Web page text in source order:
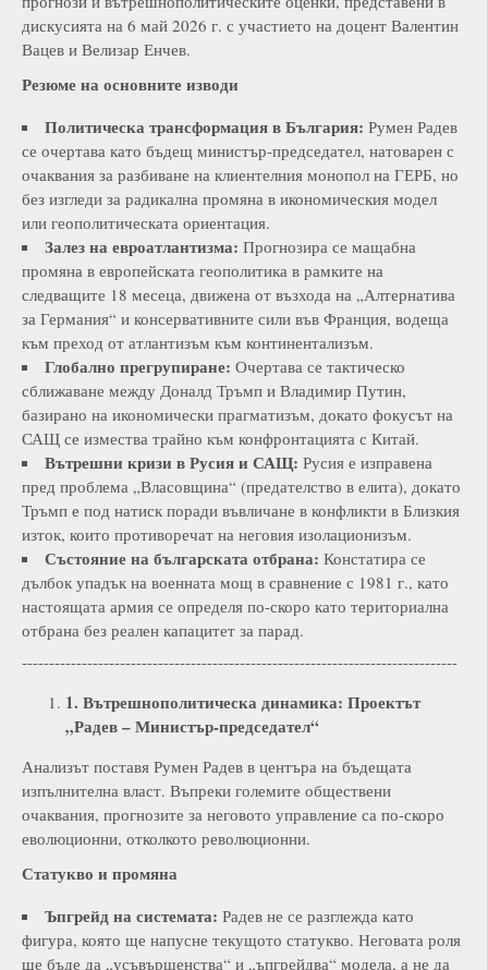
дискусията на 6 май 2026 г. с участието на доцент Валентин
Вацев и Велизар Енчев.
Резюме на основните изводи
Политическа трансформация в България: Румен Радев
се очертава като бъдещ министър-председател, натоварен с
очаквания за разбиване на клиентелния монопол на ГЕРБ, но
без изгледи за радикална промяна в икономическия модел
или геополитическата ориентация.
Залез на евроатлантизма: Прогнозира се мащабна
промяна в европейската геополитика в рамките на
следващите 18 месеца, движена от възхода на „Алтернатива
за Германия“ и консервативните сили във Франция, водеща
към преход от атлантизъм към континентализъм.
Глобално прегрупиране: Очертава се тактическо
сближаване между Доналд Тръмп и Владимир Путин,
базирано на икономически прагматизъм, докато фокусът на
САЩ се измества трайно към конфронтацията с Китай.
Вътрешни кризи в Русия и САЩ: Русия е изправена
пред проблема „Власовщина“ (предателство в елита), докато
Тръмп е под натиск поради въвличане в конфликти в Близкия
изток, които противоречат на неговия изолационизъм.
Състояние на българската отбрана: Констатира се
дълбок упадък на военната мощ в сравнение с 1981 г., като
настоящата армия се определя по-скоро като териториална
отбрана без реален капацитет за парад.
--------------------------------------------------------------------------------
1. Вътрешнополитическа динамика: Проектът
„Радев – Министър-председател“
Анализът поставя Румен Радев в центъра на бъдещата
изпълнителна власт. Въпреки големите обществени
очаквания, прогнозите за неговото управление са по-скоро
еволюционни, отколкото революционни.
Статукво и промяна
Ъпгрейд на системата: Радев не се разглежда като
фигура, която ще напусне текущото статукво. Неговата роля
ще бъде да „усъвършенства“ и „ъпгрейдва“ модела, а не да